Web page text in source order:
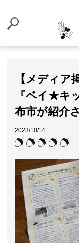
【メディア
『ベイ★キ
布市が紹介
2023/10/14